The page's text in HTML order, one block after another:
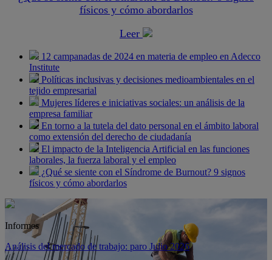
físicos y cómo abordarlos
Leer
12 campanadas de 2024 en materia de empleo en Adecco
Institute
Políticas inclusivas y decisiones medioambientales en el
tejido empresarial
Mujeres líderes e iniciativas sociales: un análisis de la
empresa familiar
En torno a la tutela del dato personal en el ámbito laboral
como extensión del derecho de ciudadanía
El impacto de la Inteligencia Artificial en las funciones
laborales, la fuerza laboral y el empleo
¿Qué se siente con el Síndrome de Burnout? 9 signos
físicos y cómo abordarlos
Informes
Análisis del mercado de trabajo: paro Julio 2026